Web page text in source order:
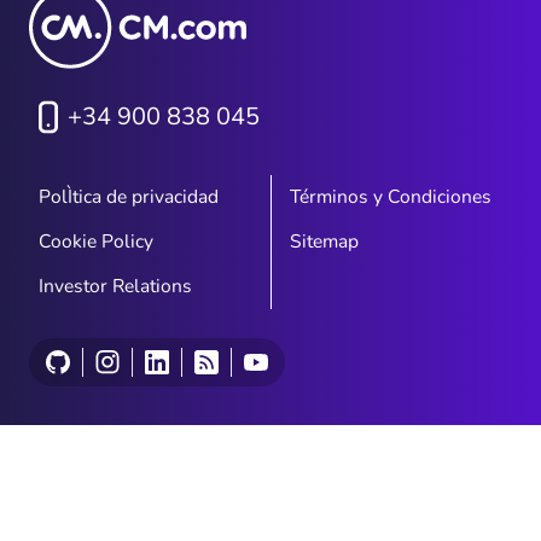
+34 900 838 045
PolÌtica de privacidad
Términos y Condiciones
Cookie Policy
Sitemap
Investor Relations